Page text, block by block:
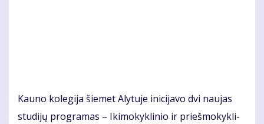
Kau­no ko­le­gi­ja šie­met Aly­tu­je ini­ci­ja­vo dvi nau­jas
stu­di­jų pro­gra­mas – Iki­mo­kyk­li­nio ir prieš­mo­kyk­li­